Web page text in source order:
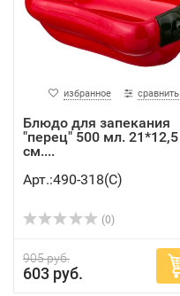
избранное сравнить
Блюдо для запекания
"перец" 500 мл. 21*12,5
см....
Арт.:490-318(C)
(0)
905 руб.
603 руб.